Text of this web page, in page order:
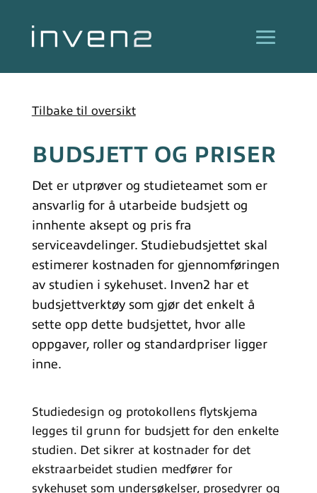
Tilbake til oversikt
BUDSJETT OG PRISER
Det er utprøver og studieteamet som er
ansvarlig for å utarbeide budsjett og
innhente aksept og pris fra
serviceavdelinger. Studiebudsjettet skal
estimerer kostnaden for gjennomføringen
av studien i sykehuset. Inven2 har et
budsjettverktøy som gjør det enkelt å
sette opp dette budsjettet, hvor alle
oppgaver, roller og standardpriser ligger
inne.
Studiedesign og protokollens flytskjema
legges til grunn for budsjett for den enkelte
studien. Det sikrer at kostnader for det
ekstraarbeidet studien medfører for
sykehuset som undersøkelser, prosedyrer og